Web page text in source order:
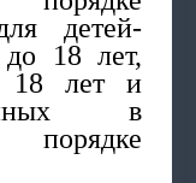
детей-
до 18 лет,
18 лет и
в